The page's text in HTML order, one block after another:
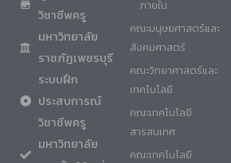
วิชาชีพครู
มหาวิทยาลัย
ราชภัฏเพชรบุรี
ระบบฝึก
ประสบการณ์
วิชาชีพครู
มหาวิทยาลัย
ภายใน
คณะมนุษยศาสตร์และ
สังคมศาสตร์
คณะวิทยาศาสตร์และ
เทคโนโลยี
คณะเทคโนโลยี
สารสนเทศ
คณะเทคโนโลยี